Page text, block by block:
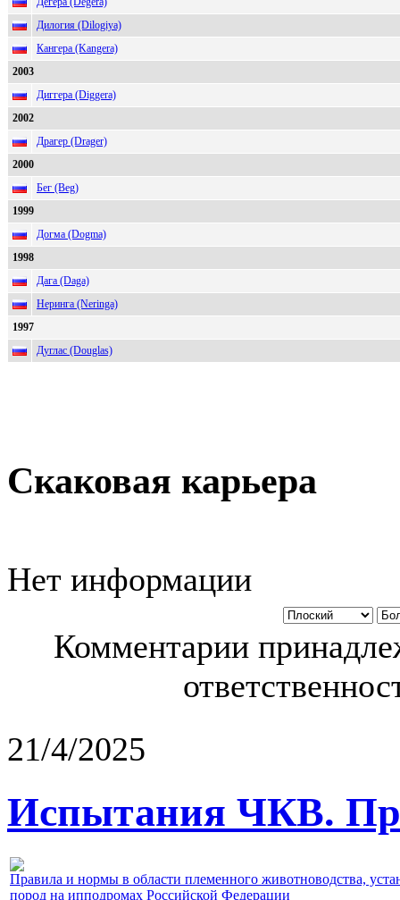
Дилогия (Dilogiya)
Кангера (Kangera)
2003
Диггера (Diggera)
2002
Драгер (Drager)
2000
Бег (Beg)
1999
Догма (Dogma)
1998
Дага (Daga)
Неринга (Neringa)
1997
Дуглас (Douglas)
Скаковая карьера
Нет информации
Комментарии
21/4/2025
Испытания ЧКВ.
Правила и нормы в области племенного животноводства,
пород на ипподромах Российской Федерации